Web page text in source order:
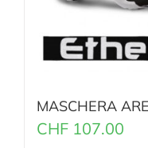
MASCHERA
CHF 107.00